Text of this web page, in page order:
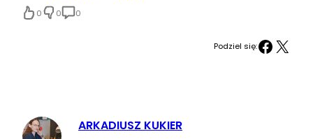
0
0 0
Podziel się:Facebook X
ARKADIUSZ KUKIER